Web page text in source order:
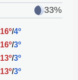
33%
16º/4º
16º/3º
13º/3º
13º/3º